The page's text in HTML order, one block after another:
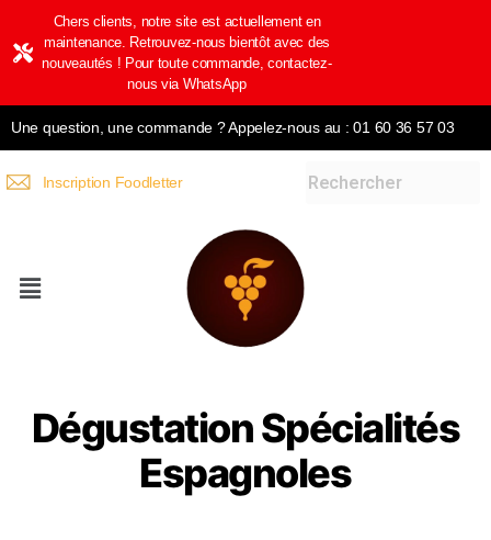
Chers clients, notre site est actuellement en
maintenance. Retrouvez-nous bientôt avec des
nouveautés ! Pour toute commande, contactez-
nous via WhatsApp
Une question, une commande ? Appelez-nous au : 01 60 36 57 03
Inscription Foodletter
Dégustation Spécialités
Espagnoles